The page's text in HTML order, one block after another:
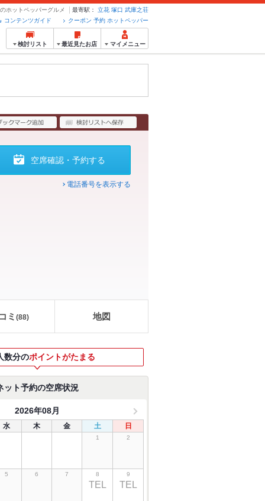
ホットペッパーグルメ 最寄駅： 立花 塚口 武庫之荘
クーポン 予約 ホットペッパー
コンテンツガイド
検討リスト 最近見たお店 マイメニュー
空席確認・予約する
電話番号を表示する
ミ (88) 地図
数分のポイントがたまる
ット予約の空席状況
2026年08月
水 木 金 土 日
1 2
5 6 7 8
TEL
9
TEL